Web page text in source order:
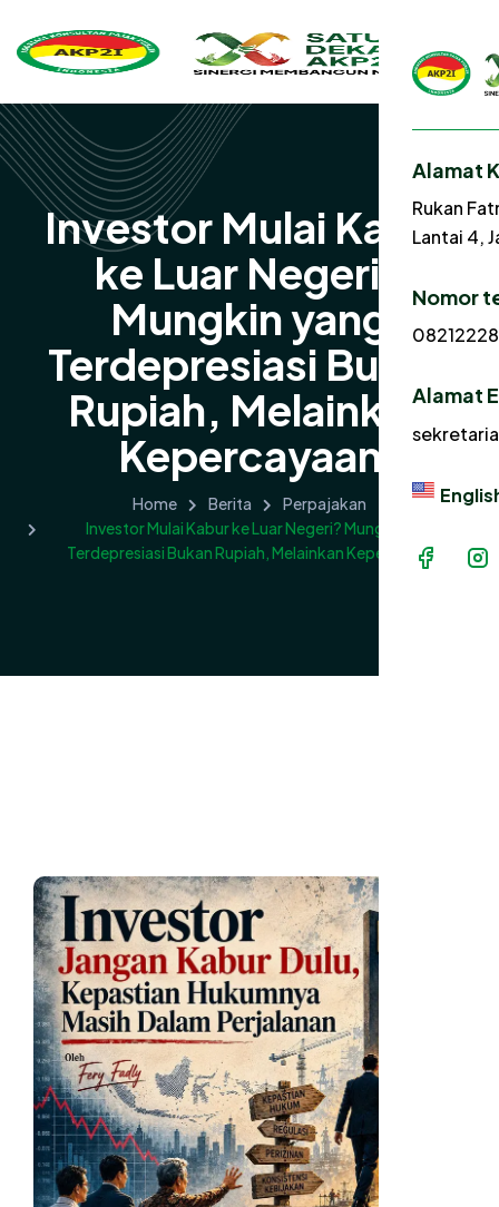
Alamat
Rukan
Lantai 4,
Nomor
Alamat
Investor Mulai Kabur
ke Luar Negeri?
Mungkin yang
Terdepresiasi Bukan
Rupiah, Melainkan
Kepercayaan
Home Berita
Perpajakan
Investor Mulai Kabur ke Luar Negeri? Mungkin yang
Terdepresiasi Bukan Rupiah, Melainkan Kepercayaan